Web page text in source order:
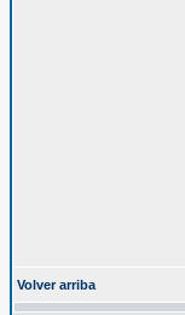
Volver arriba